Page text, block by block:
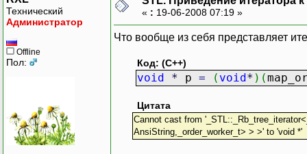
Технический
Администратор
Offline
Пол:
« : 19-06-2008 07:19 »
Что вообще из себя представляет
Код: (C++)
void * p = ( void* ) (
Цитата
Cannot cast from
AnsiString,_order_worker_t> > >' to 'void *'